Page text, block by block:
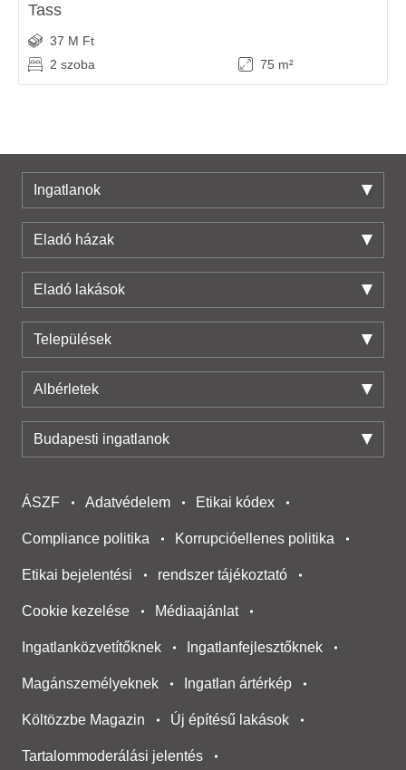
Tass
37 M Ft
2 szoba
75 m²
Ingatlanok
Eladó házak
Eladó lakások
Települések
Albérletek
Budapesti ingatlanok
ÁSZF Adatvédelem Etikai kódex
Compliance politika Korrupcióellenes politika
Etikai bejelentési rendszer tájékoztató
Cookie kezelése Médiaajánlat
Ingatlanközvetítőknek Ingatlanfejlesztőknek
Magánszemélyeknek Ingatlan ártérkép
Költözzbe Magazin Új építésű lakások
Tartalommoderálási jelentés